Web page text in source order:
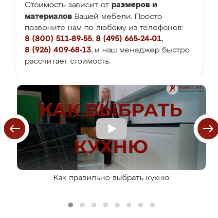
Стоимость зависит от размеров и
материалов Вашей мебели. Просто
позвоните нам по любому из телефонов:
8 (800) 511-89-55, 8 (495) 665-24-01,
8 (926) 409-68-13, и наш менеджер быстро
рассчитает стоимость.
Как правильно выбрать кухню